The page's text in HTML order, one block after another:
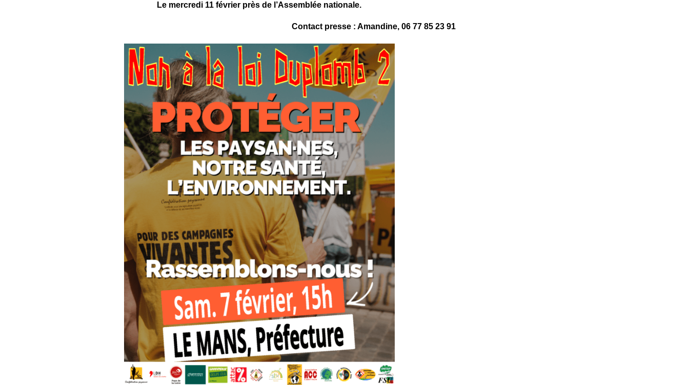
Le mercredi 11 février près de l’Assemblée nationale.
Contact presse : Amandine, 06 77 85 23 91